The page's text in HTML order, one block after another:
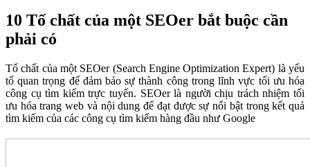
10 Tố chất của một SEOer bắt buộc cần
phải có
Tố chất của một SEOer (Search Engine Optimization Expert) là yếu
tố quan trọng để đảm bảo sự thành công trong lĩnh vực tối ưu hóa
công cụ tìm kiếm trực tuyến. SEOer là người chịu trách nhiệm tối
ưu hóa trang web và nội dung để đạt được sự nổi bật trong kết quả
tìm kiếm của các công cụ tìm kiếm hàng đầu như Google